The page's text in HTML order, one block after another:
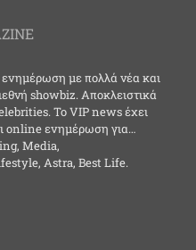
ενημέρωση με πολλά νέα και
showbiz. Αποκλειστικά
Το VIP news έχει
online ενημέρωση για…
Media,
Astra, Best Life.